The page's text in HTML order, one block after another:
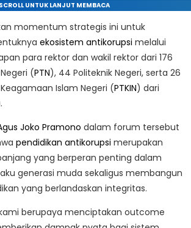
SCROLL UNTUK LANJUT MEMBACA
momentum strategis ini untuk
ekosistem antikorupsi melalui
para rektor dan wakil rektor dari 176
(PTN), 44 Politeknik Negeri, serta 26
Islam Negeri (PTKIN) dari
Joko Pramono dalam forum tersebut
pendidikan antikorupsi merupakan
yang berperan penting dalam
generasi muda sekaligus membangun
yang berlandaskan integritas.
kami berupaya menciptakan outcome